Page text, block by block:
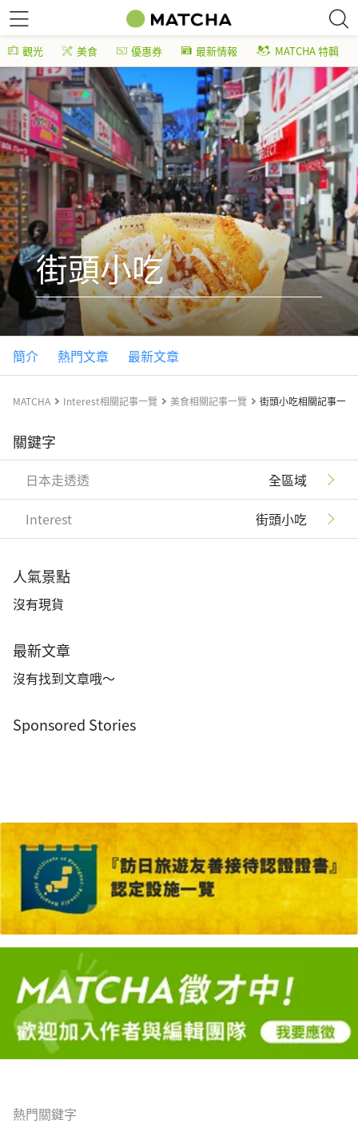
觀光 美食 優惠券 最新情報 MATCHA 特輯
街頭小吃
簡介 熱門文章 最新文章
MATCHA Interest相關記事一覽 美食相關記事一覽 街頭小吃相關記事一覽
關鍵字
日本走透透 全區域
Interest 街頭小吃
人氣景點
沒有現貨
最新文章
沒有找到文章哦～
Sponsored Stories
熱門關鍵字